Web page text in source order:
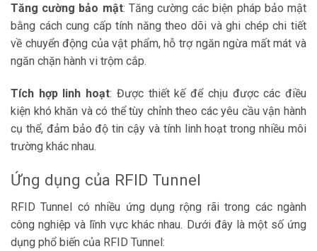
Tăng cường bảo mật: Tăng cường các biện pháp bảo mật
bằng cách cung cấp tính năng theo dõi và ghi chép chi tiết
về chuyển động của vật phẩm, hỗ trợ ngăn ngừa mất mát và
ngăn chặn hành vi trộm cắp.
Tích hợp linh hoạt: Được thiết kế để chịu được các điều
kiện khó khăn và có thể tùy chỉnh theo các yêu cầu vận hành
cụ thể, đảm bảo độ tin cậy và tính linh hoạt trong nhiều môi
trường khác nhau.
Ứng dụng của RFID Tunnel
RFID Tunnel có nhiều ứng dụng rộng rãi trong các ngành
công nghiệp và lĩnh vực khác nhau. Dưới đây là một số ứng
dụng phổ biến của RFID Tunnel: